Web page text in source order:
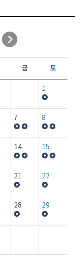
금 토
1
7 8
14 15
21 22
28 29